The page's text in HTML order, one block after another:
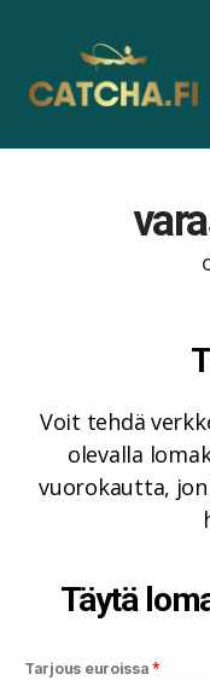
Voit tehdä
olevalla
vuorokautta,
Täytä
Tarjous euroissa*